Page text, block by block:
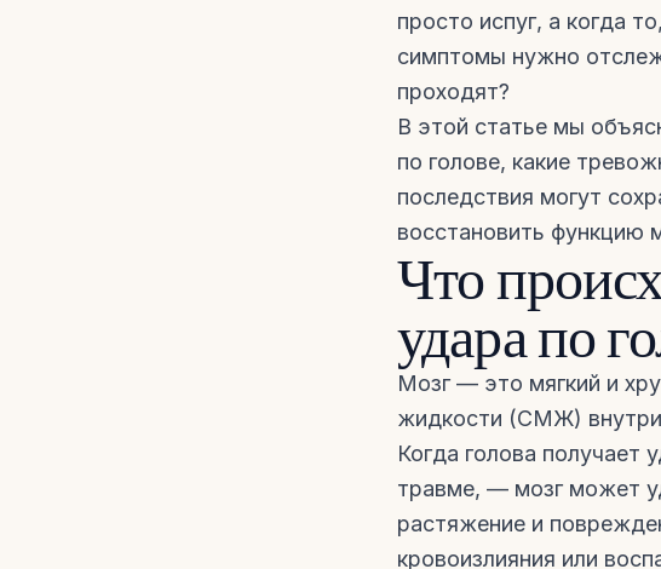
просто испуг, а когда
симптомы нужно
проходят?
В этой статье мы
по голове, какие
последствия могут
восстановить функцию
Что
удара по
Мозг — это мягкий и
жидкости (СМЖ) внутри
Когда голова получает
травме, — мозг может
растяжение и
кровоизлияния или